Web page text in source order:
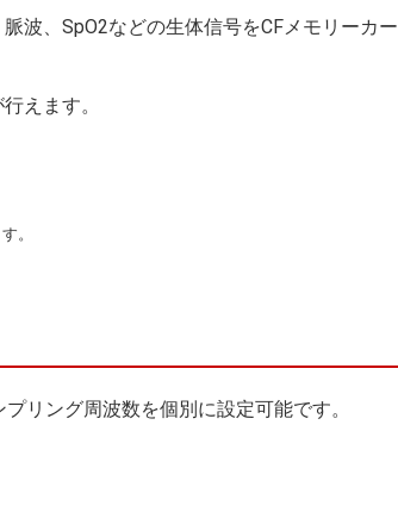
波、SpO2などの生体信号をCFメモリーカー
えます。
。
リング周波数を個別に設定可能です。